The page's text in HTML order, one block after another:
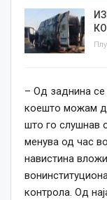
– Од заднина се
коешто можам
што го слушнав
менува од час
навистина
контрола. Од